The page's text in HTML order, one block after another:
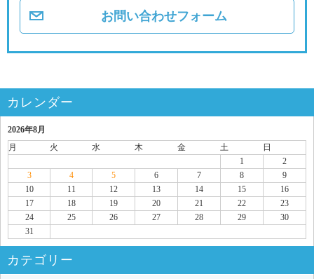
お問い合わせフォーム
カレンダー
2026年8月
月
火 水 木 金 土
日
1
2
3
4 5 6 7 8
9
10
11 12 13 14 15
16
17
18 19 20 21 22
23
24
25 26 27 28 29
30
31
カテゴリー